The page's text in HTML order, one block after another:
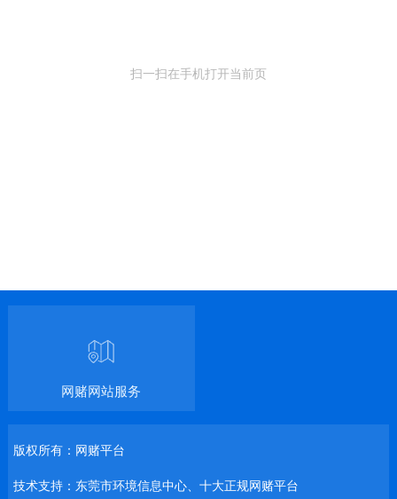
扫一扫在手机打开当前页
网赌网站服务
版权所有：网赌平台
技术支持：东莞市环境信息中心、十大正规网赌平台